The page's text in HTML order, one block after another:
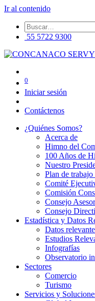
Ir al contenido
55 5722 9300
0
Iniciar sesión
Contáctenos
¿Quiénes Somos?
Acerca de
Himno del
100 Años de
Nuestro
Plan de
Comité
Comisión
Consejo
Consejo
Estadística y Datos
Datos
Estudios
Infografías
Observatorio
Sectores
Comercio
Turismo
Servicios y